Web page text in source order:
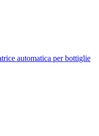
automatica per bottiglie